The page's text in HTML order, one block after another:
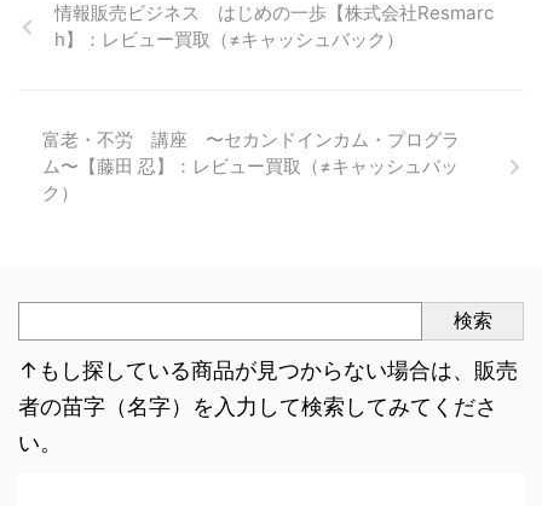
情報販売ビジネス はじめの一歩【株式会社Resmarc
h】：レビュー買取（≠キャッシュバック）
富老・不労 講座 〜セカンドインカム・プログラ
ム〜【藤田 忍】：レビュー買取（≠キャッシュバッ
ク）
検索
↑もし探している商品が見つからない場合は、販売
者の苗字（名字）を入力して検索してみてくださ
い。